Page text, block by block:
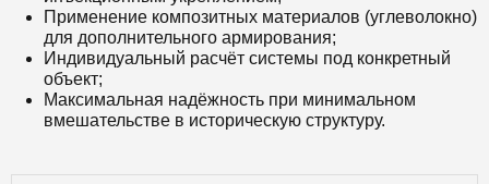
Применение композитных материалов (углеволокно)
для дополнительного армирования;
Индивидуальный расчёт системы под конкретный
объект;
Максимальная надёжность при минимальном
вмешательстве в историческую структуру.